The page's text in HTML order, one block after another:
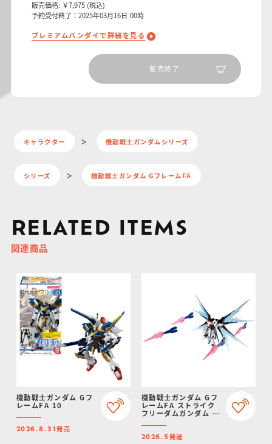
販売価格: ￥7,975 (税込)
予約受付終了：2025年03月16日 00時
プレミアムバンダイで詳細を見る
販売終了
キャラクター 機動戦士ガンダムシリーズ
シリーズ 機動戦士ガンダム GフレームFA
RELATED ITEMS
関連商品
機動戦士ガンダム Gフ
レームFA 10
2026.8.31発売
機動戦士ガンダム Gフ
レームFA ストライク
フリーダムガンダム オ
【プレミアムバンダイ
限定】
2026.5 発送